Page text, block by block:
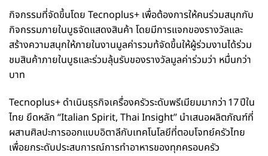
กิจกรรมที่จัดขึ้นโดย Tecnoplus+ เพื่อต้องการให้คนร่วมสนุกกับ
กิจกรรมภายในบูธจัดแสดงสินค้า โดยมีการแจกของรางวัลและ
สร้างความสนุกให้ภายในงานมูลค่ารวมท้จัดขึ้นให้ผู้ร่วมงานได้ร่วม
ชมสินค้าภายในบูธและร่วมลุ้นรับของรางวัลมูลค่าร่วมว่า หมื่นกว่า
บาท
Tecnoplus+ ดำเนินธุรกิจเครื่องครัวระดับพรีเมียมมากว่า 17 ปีใน
ไทย ยึดหลัก “Italian Spirit, Thai Insight” นำเสนอผลิตภัณฑ์ที่
ผสานศิลปะการออกแบบอิตาลีกับเทคโนโลยีที่ตอบโจทย์ครัวไทย
เพื่อยกระดับประสบการณ์การทำอาหารของทุกครอบครัว